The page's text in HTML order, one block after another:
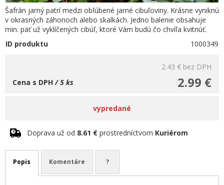
Šafrán jarný patrí medzi obľúbené jarné cibuľoviny. Krásne vyniknú
v okrasných záhonoch alebo skalkách. Jedno balenie obsahuje
min. päť už vyklíčených cibúľ, ktoré Vám budú čo chvíľa kvitnúť.
ID produktu
1000349
2.43 € bez DPH
2.99 €
Cena s DPH/ 5 ks
vypredané
Doprava už od 8.61 € prostredníctvom Kuriérom
Popis Komentáre ?